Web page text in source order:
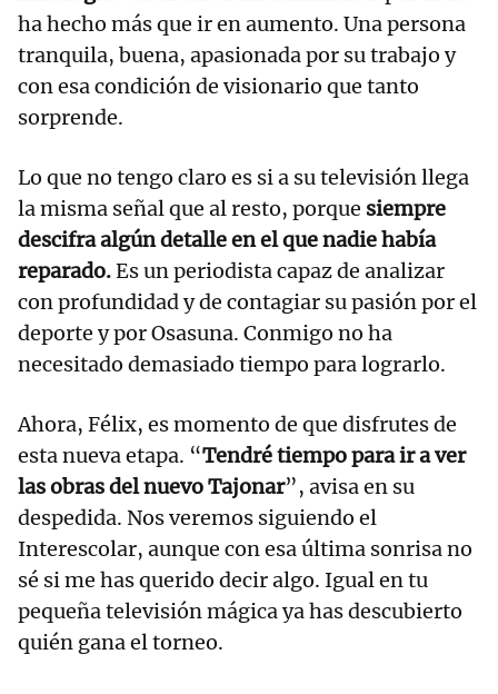
ha hecho más que ir en aumento. Una persona
tranquila, buena, apasionada por su trabajo y
con esa condición de visionario que tanto
sorprende.
Lo que no tengo claro es si a su televisión llega
la misma señal que al resto, porque siempre
descifra algún detalle en el que nadie había
reparado.Es un periodista capaz de analizar
con profundidad y de contagiar su pasión por el
deporte y por Osasuna. Conmigo no ha
necesitado demasiado tiempo para lograrlo.
Ahora, Félix, es momento de que disfrutes de
esta nueva etapa. “Tendré tiempo para ir a ver
las obras del nuevo Tajonar”, avisa en su
despedida. Nos veremos siguiendo el
Interescolar, aunque con esa última sonrisa no
sé si me has querido decir algo. Igual en tu
pequeña televisión mágica ya has descubierto
quién gana el torneo.